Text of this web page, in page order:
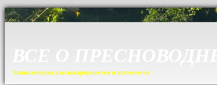
Энциклопедия для аквариумистов и ихтиологов